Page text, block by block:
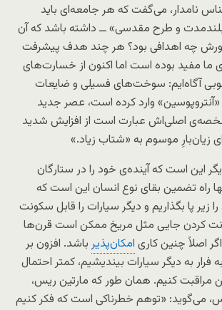
نامدار، می‌گفت که هر جامعه‌ای باید
و طرح مقدسی» ــ داشته باشد که آن
چه اهدافی بود؟ هر چند هدف پیشرفت
ما مفید بوده است اما اکنون از خسارت‌های
آگاه‌ایم: سوخت‌های فسیلی و ضایعات
«آنتروپوسین» وارد کرده است، عصر جدید
اصلی‌اش عبارت است از افزایش شدید
موسوم به «شتاب زیاد.»
این است که آینده‌ی خود را در ستارگان
راه تضمین بقای نوع انسان این است که
زیر پا بگذاریم و دیگر سیارات را قابل سکونت
کردن جایی مثل مریخ ممکن است قرن‌ها
اصلاً چنین کاری امکان‌پذیر باشد. افزون بر
فرار به دیگر سیارات بیندیشیم، کمتر احتمال
مراقبت کنیم. همان طور که مارتین ریس،
می‌گوید: «توهم خطرناکی است که فکر کنیم